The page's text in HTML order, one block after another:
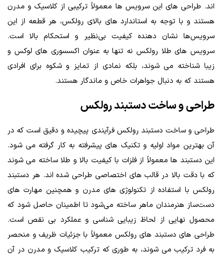
‌اند. طراحی ‌های این سرویس ‌ها معمولاً ترکیبی از کلاسیک و مدرن
هستند و با توجه به استاندارد های بالای رولکس، هر قطعه از این
سرویس‌ها نشان‌ دهنده کیفیت بی‌نظیر و استحکام بالا است.
سرویس ‌های طلا رولکس نه تنها به عنوان اکسسوری‌ های لوکس و
زیبا شناخته می ‌شوند، بلکه نمادی از تمایز و شکوه برای افرادی
هستند که به دنبال جواهرات خاص و ماندگار هستند.
طراحی و ساخت دستبند رولکس
طراحی و ساخت دستبند رولکس فرآیندی پیچیده و دقیق است که در
آن بهترین مواد اولیه و تکنیک ‌های پیشرفته به کار گرفته می ‌شود.
این دستبند ها معمولاً از فلزات با کیفیت بالا و طلا ساخته می ‌شوند
که با دقت بالا در قالب ‌های اختصاصی طراحی شده‌ اند. هر دستبند
رولکس با استفاده از تکنولوژی ‌های مدرن و همچنین مهارت‌ های
دست‌ساز هنرمندان ماهر ساخته می‌شود تا اطمینان حاصل شود که
محصول نهایی از لحاظ زیبایی ‌شناسی و عملکرد بی ‌نقص است.
طراحی ‌های دستبند های رولکس معمولاً با جزئیات ظریف و منحصر
به فرد ترکیب می ‌شوند، به طوری که ترکیب کلاسیک و مدرن در آن‌